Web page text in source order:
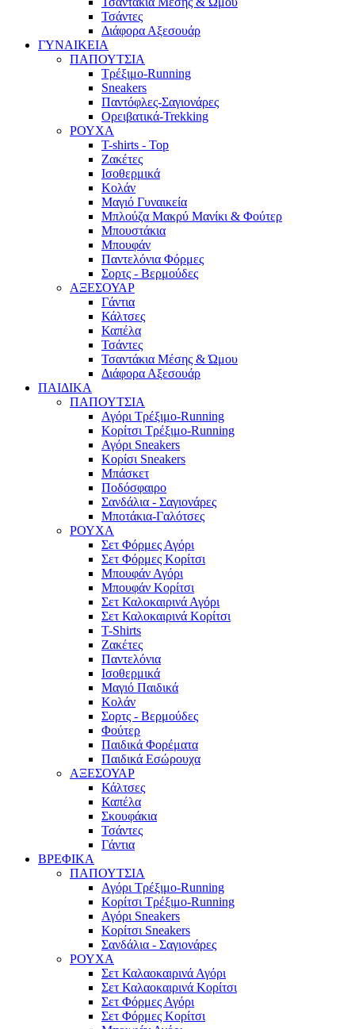
Τσάντες
Διάφορα Αξεσουάρ
ΓΥΝΑΙΚΕΙΑ
ΠΑΠΟΥΤΣΙΑ
Τρέξιμο-Running
Sneakers
Παντόφλες-Σαγιονάρες
Ορειβατικά-Trekking
ΡΟΥΧΑ
T-shirts - Top
Ζακέτες
Ισοθερμικά
Κολάν
Μαγιό Γυναικεία
Μπλούζα Μακρύ Μανίκι & Φούτερ
Μπουστάκια
Μπουφάν
Παντελόνια Φόρμες
Σορτς - Βερμούδες
ΑΞΕΣΟΥΑΡ
Γάντια
Κάλτσες
Καπέλα
Τσάντες
Τσαντάκια Μέσης & Ώμου
Διάφορα Αξεσουάρ
ΠΑΙΔΙΚΑ
ΠΑΠΟΥΤΣΙΑ
Αγόρι Τρέξιμο-Running
Κορίτσι Τρέξιμο-Running
Αγόρι Sneakers
Κορίσι Sneakers
Μπάσκετ
Ποδόσφαιρο
Σανδάλια - Σαγιονάρες
Μποτάκια-Γαλότσες
ΡΟΥΧΑ
Σετ Φόρμες Αγόρι
Σετ Φόρμες Κορίτσι
Μπουφάν Αγόρι
Μπουφάν Κορίτσι
Σετ Καλοκαιρινά Αγόρι
Σετ Καλοκαιρινά Κορίτσι
T-Shirts
Ζακέτες
Παντελόνια
Ισοθερμικά
Μαγιό Παιδικά
Κολάν
Σορτς - Βερμούδες
Φούτερ
Παιδικά Φορέματα
Παιδικά Εσώρουχα
ΑΞΕΣΟΥΑΡ
Κάλτσες
Καπέλα
Σκουφάκια
Τσάντες
Γάντια
ΒΡΕΦΙΚΑ
ΠΑΠΟΥΤΣΙΑ
Αγόρι Τρέξιμο-Running
Κορίτσι Τρέξιμο-Running
Αγόρι Sneakers
Κορίτσι Sneakers
Σανδάλια - Σαγιονάρες
ΡΟΥΧΑ
Σετ Καλαοκαιρινά Αγόρι
Σετ Καλαοκαιρινά Κορίτσι
Σετ Φόρμες Αγόρι
Σετ Φόρμες Κορίτσι